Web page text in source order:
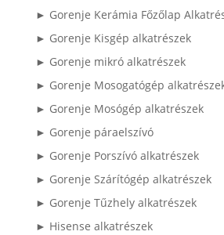
► Gorenje Kerámia Főzőlap
► Gorenje Kisgép alkatrészek
► Gorenje mikró alkatrészek
► Gorenje Mosogatógép
► Gorenje Mosógép alkatrészek
► Gorenje páraelszívó
► Gorenje Porszívó alkatrészek
► Gorenje Szárítógép alkatrészek
► Gorenje Tűzhely alkatrészek
► Hisense alkatrészek